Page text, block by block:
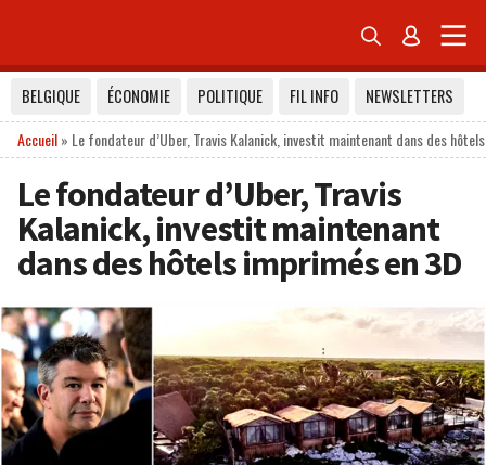
 
BELGIQUE ÉCONOMIE POLITIQUE FIL INFO
NEWSLETTERS
Accueil» Le fondateur d’Uber, Travis Kalanick, investit maintenant dans des
Le fondateur d’Uber, Travis
Kalanick, investit maintenant
dans des hôtels imprimés en 3D